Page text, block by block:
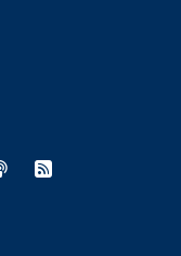
in nuova finestra
nuova finestra
- Apertura in
- Apertura in
Sito esterno -
- Sito esterno -
- Sito
Feed RSS -